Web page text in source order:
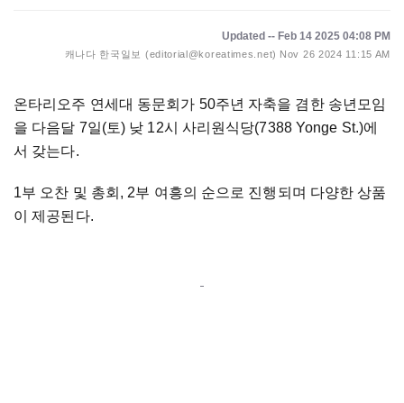
Updated -- Feb 14 2025 04:08 PM
캐나다 한국일보 (editorial@koreatimes.net) Nov 26 2024 11:15 AM
온타리오주 연세대 동문회가 50주년 자축을 겸한 송년모임
을 다음달 7일(토) 낮 12시 사리원식당(7388 Yonge St.)에
서 갖는다.
1부 오찬 및 총회, 2부 여흥의 순으로 진행되며 다양한 상품
이 제공된다.